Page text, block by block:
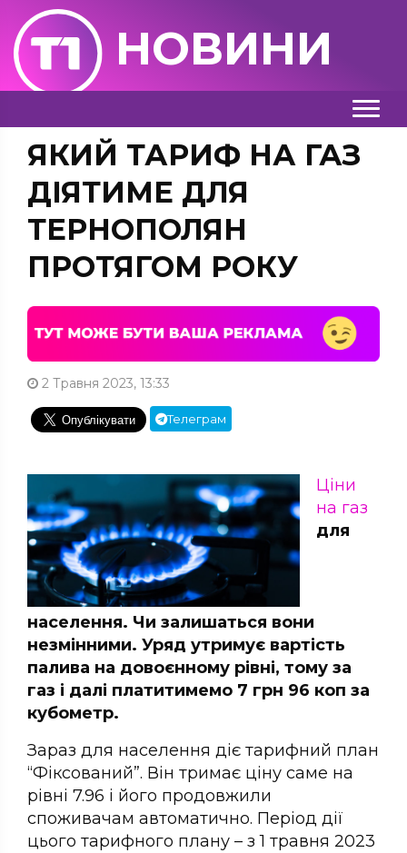
НОВИНИ
ЯКИЙ ТАРИФ НА ГАЗ
ДІЯТИМЕ ДЛЯ
ТЕРНОПОЛЯН
ПРОТЯГОМ РОКУ
2 Травня 2023, 13:33
Телеграм
Ціни
на газ
для
населення. Чи залишаться вони
незмінними. Уряд утримує вартість
палива на довоєнному рівні, тому за
газ і далі платитимемо 7 грн 96 коп за
кубометр.
Зараз для населення діє тарифний план
“Фіксований”. Він тримає ціну саме на
рівні 7.96 і його продовжили
споживачам автоматично. Період дії
цього тарифного плану – з 1 травня 2023